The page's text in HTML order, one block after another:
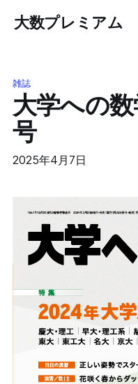
大数プレミアム
雑誌
大学への
号
2025年4月7日